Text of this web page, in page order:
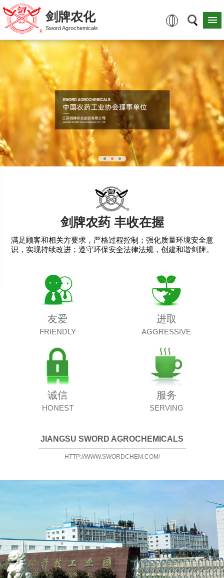
剑牌农化
Sword Agrochemicals
剑牌农药 丰收在握
满足顾客和相关方要求，严格过程控制；强化质量环境安全意
识，实现持续改进；遵守环保安全法律法规，创建和谐剑牌。
友爱
FRIENDLY
进取
AGGRESSIVE
诚信
HONEST
服务
SERVING
JIANGSU SWORD AGROCHEMICALS
HTTP://WWW.SWORDCHEM.COM/